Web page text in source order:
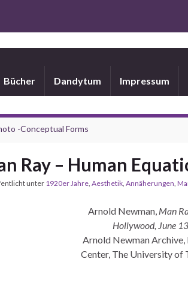
Bücher Dandytum Impressum
-Conceptual Forms
Ray – Human
unter 1920er Jahre, Aesthetik, Annäherungen,
Arnold Newman, Man
Hollywood, June
Arnold Newman Archive,
Center, The University of